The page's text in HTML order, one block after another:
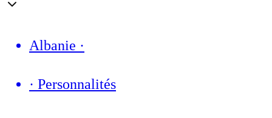
Albanie ·
· Personnalités